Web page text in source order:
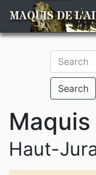
MAQUIS DE
Search
Maquis
Haut-